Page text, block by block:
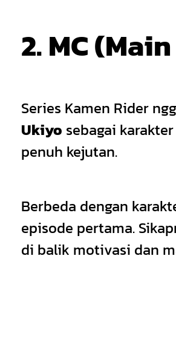
2. MC
Series Kamen Rider
Ukiyo sebagai
penuh kejutan.
Berbeda dengan
episode pertama.
di balik motivasi dan